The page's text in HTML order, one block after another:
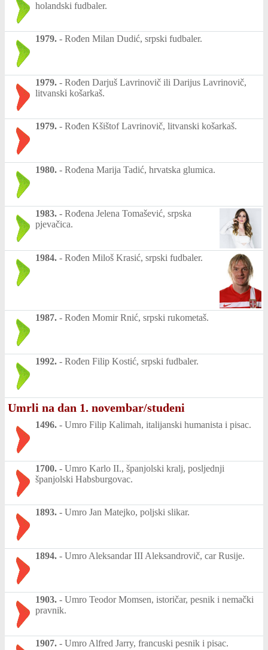
holandski fudbaler.
1979. - Rođen Milan Dudić, srpski fudbaler.
1979. - Rođen Darjuš Lavrinovič ili Darijus Lavrinovič,
litvanski košarkaš.
1979. - Rođen Kšištof Lavrinovič, litvanski košarkaš.
1980. - Rođena Marija Tadić, hrvatska glumica.
1983. - Rođena Jelena Tomašević, srpska
pjevačica.
1984. - Rođen Miloš Krasić, srpski fudbaler.
1987. - Rođen Momir Rnić, srpski rukometaš.
1992. - Rođen Filip Kostić, srpski fudbaler.
Umrli na dan 1. novembar/studeni
1496. - Umro Filip Kalimah, italijanski humanista i pisac.
1700. - Umro Karlo II., španjolski kralj, posljednji
španjolski Habsburgovac.
1893. - Umro Jan Matejko, poljski slikar.
1894. - Umro Aleksandar III Aleksandrovič, car Rusije.
1903. - Umro Teodor Momsen, istoričar, pesnik i nemački
pravnik.
1907. - Umro Alfred Jarry, francuski pesnik i pisac.